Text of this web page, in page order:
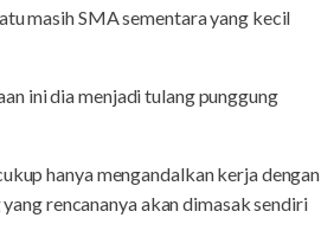
masih SMA sementara yang kecil
ini dia menjadi tulang punggung
hanya mengandalkan kerja dengan
rencananya akan dimasak sendiri